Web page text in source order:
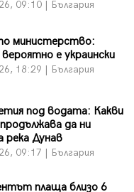
09:10 | България
министерство:
е украински
18:29 | България
под водата: Какви
да ни
река Дунав
09:17 | България
плаща близо 6